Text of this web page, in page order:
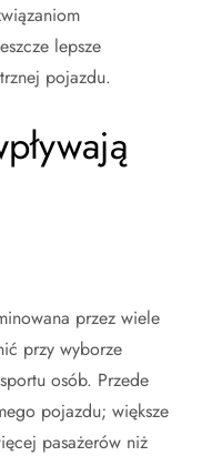
lepsze
pojazdu.
przez wiele
przy wyborze
osób. Przede
pojazdu; większe
pasażerów niż